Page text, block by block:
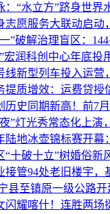
：“水立方”跻身世界
志愿服务大联动启动
一”破解治理盲区：
宏润科创中心年底投
线新型列车投入运营
提质增效：运费贷授
历史同期新高！前7
”灯光秀常态化上演
陆地冰壶锦标赛开幕
“十破十立”树婚俗新
接管94处老旧楼宇，
县至镇原一级公路
闪耀喀什！连胜两场